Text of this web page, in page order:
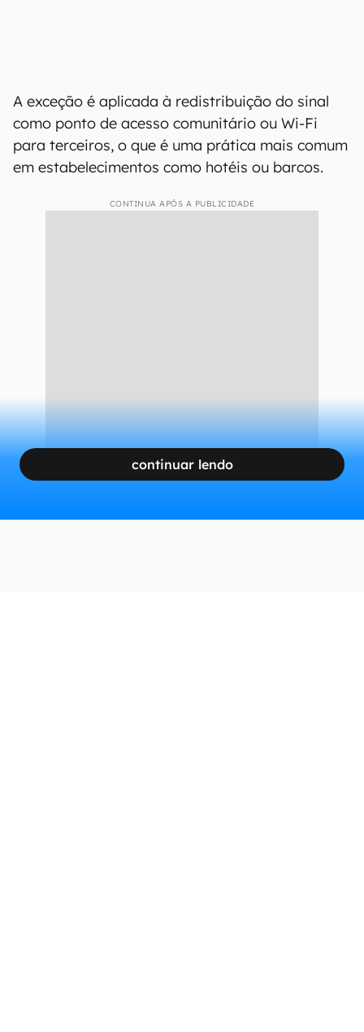
A exceção é aplicada à redistribuição do sinal
como ponto de acesso comunitário ou Wi-Fi
para terceiros, o que é uma prática mais comum
em estabelecimentos como hotéis ou barcos.
CONTINUA APÓS A PUBLICIDADE
continuar lendo